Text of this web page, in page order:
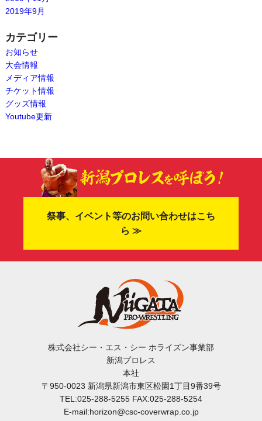
2019年9月
カテゴリー
お知らせ
大会情報
メディア情報
チケット情報
グッズ情報
Youtube更新
祭事、イベント等のお問い合わせはこち
ら ≫
株式会社シー・エス・シー ホライズン事業部
新潟プロレス
本社
〒950-0023 新潟県新潟市東区松園1丁目9番39号
TEL:025-288-5255 FAX:025-288-5254
E-mail:horizon@csc-coverwrap.co.jp